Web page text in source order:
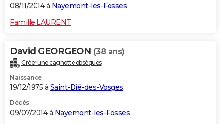
08/11/2014 à Nayemont-les-Fosses
Famille LAURENT
David GEORGEON (38 ans)
Créer une cagnotte obsèques
Naissance
19/12/1975 à Saint-Dié-des-Vosges
Décès
09/07/2014 à Nayemont-les-Fosses